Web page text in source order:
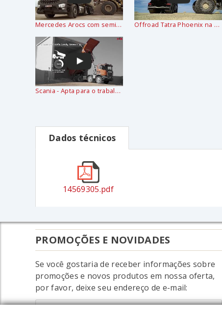
Mercedes Arocs com semi reboque basculante SCHMITZ equipado em HYVA ALPHA hidráulico Offroad Tatra Phoenix na mina - HYVA hidráulica e corpo VS-mont
Scania - Apta para o trabalho duro em condições de mineração
Dados técnicos
14569305.pdf
PROMOÇÕES E NOVIDADES
Se você gostaria de receber informações sobre
promoções e novos produtos em nossa oferta,
por favor, deixe seu endereço de e-mail: